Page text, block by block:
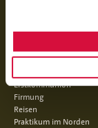
Erstkommunion
Firmung
Reisen
Praktikum im Norden